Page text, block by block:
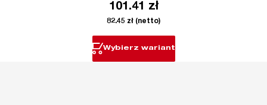
101.41 zł
82.45 zł (netto)
Wybierz wariant